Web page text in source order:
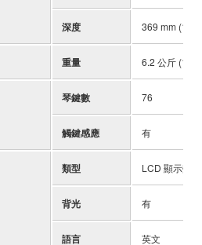
深度 369 mm (14-
重量 6.2 公斤 (13
琴鍵數 76
觸鍵感應 有
類型 LCD 顯示螢幕
背光 有
語言 英文